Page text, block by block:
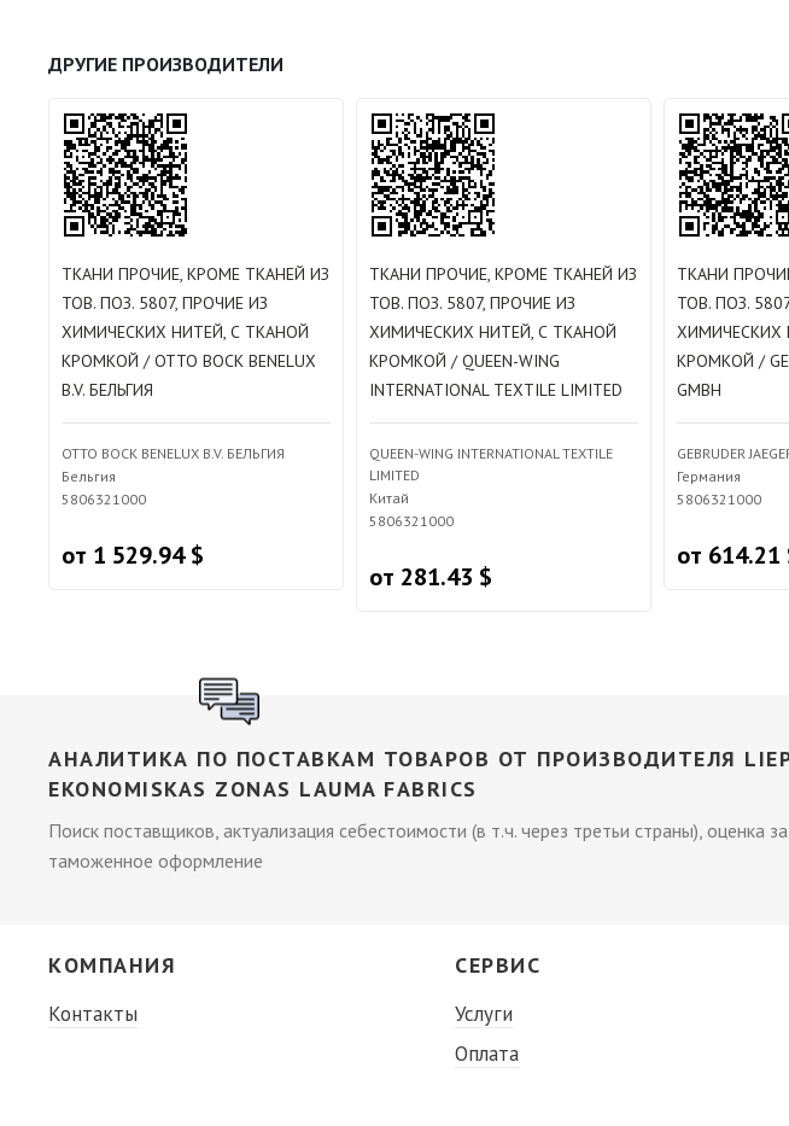
ДРУГИЕ ПРОИЗВОДИТЕЛИ
ТКАНИ ПРОЧИЕ, КРОМЕ ТКАНЕЙ ИЗ
ТОВ. ПОЗ. 5807, ПРОЧИЕ ИЗ
ХИМИЧЕСКИХ НИТЕЙ, С ТКАНОЙ
КРОМКОЙ / OTTO BOCK BENELUX
B.V. БЕЛЬГИЯ
OTTO BOCK BENELUX B.V. БЕЛЬГИЯ
Бельгия
5806321000
от 1 529.94 $
ТКАНИ ПРОЧИЕ, КРОМЕ ТКАНЕЙ ИЗ
ТОВ. ПОЗ. 5807, ПРОЧИЕ ИЗ
ХИМИЧЕСКИХ НИТЕЙ, С ТКАНОЙ
КРОМКОЙ / QUEEN-WING
INTERNATIONAL TEXTILE LIMITED
QUEEN-WING INTERNATIONAL TEXTILE
LIMITED
Китай
5806321000
от 281.43 $
ТКАНИ
ТОВ. ПОЗ.
ХИМИЧЕСКИХ
КРОМКОЙ /
GMBH
GEBRUDER
Германия
5806321000
от 614.21
АНАЛИТИКА ПО ПОСТАВКАМ ТОВАРОВ ОТ ПРОИЗВОДИТЕЛЯ
EKONOMISKAS ZONAS LAUMA FABRICS
Поиск поставщиков, актуализация себестоимости (в т.ч. через третьи страны), оценка
таможенное оформление
КОМПАНИЯ
Контакты
СЕРВИС
Услуги
Оплата